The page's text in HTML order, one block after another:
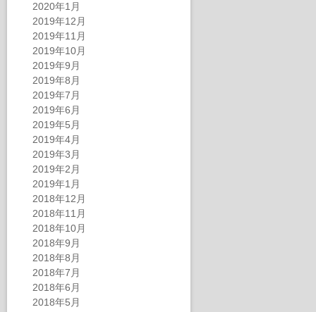
2020年1月
2019年12月
2019年11月
2019年10月
2019年9月
2019年8月
2019年7月
2019年6月
2019年5月
2019年4月
2019年3月
2019年2月
2019年1月
2018年12月
2018年11月
2018年10月
2018年9月
2018年8月
2018年7月
2018年6月
2018年5月